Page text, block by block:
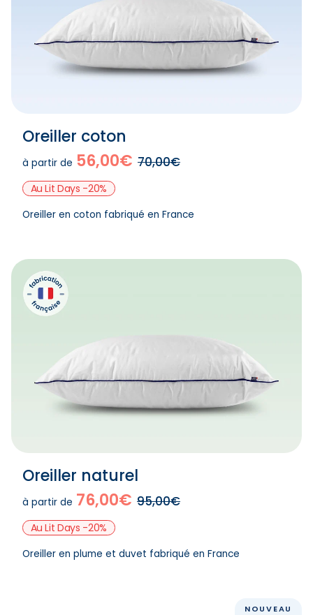
à partir de 56,00€ 70,00€
Oreiller coton
Au Lit Days -20%
Oreiller en coton fabriqué en France
à partir de 76,00€ 95,00€
Oreiller naturel
Au Lit Days -20%
Oreiller en plume et duvet fabriqué en France
NOUVEAU